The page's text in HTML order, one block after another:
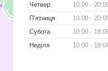
Четвер
10:00
Пʼятниця
10:00
Субота
10:00
Неділя
10:00